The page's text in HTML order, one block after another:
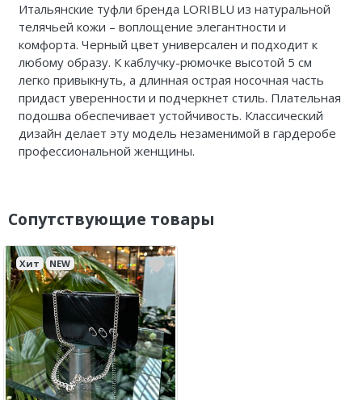
Итальянские туфли бренда LORIBLU из натуральной
телячьей кожи – воплощение элегантности и
комфорта. Черный цвет универсален и подходит к
любому образу. К каблучку-рюмочке высотой 5 см
легко привыкнуть, а длинная острая носочная часть
придаст уверенности и подчеркнет стиль. Плательная
подошва обеспечивает устойчивость. Классический
дизайн делает эту модель незаменимой в гардеробе
профессиональной женщины.
Сопутствующие товары
Хит NEW